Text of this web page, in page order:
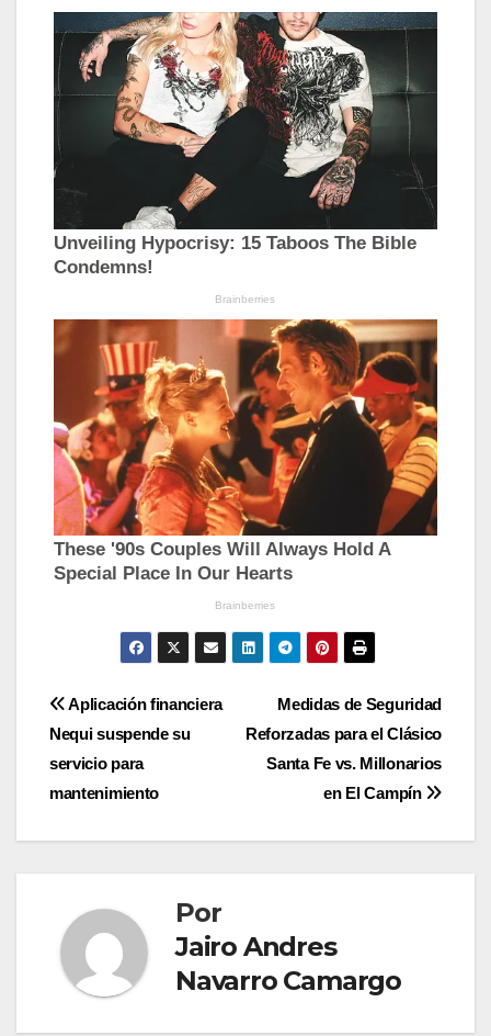
Navegación
de
entradas
Medidas de Seguridad
Reforzadas para el Clásico
Santa Fe vs. Millonarios
en El Campín
Aplicación financiera
Nequi suspende su
servicio para
mantenimiento
Por
Jairo Andres
Navarro Camargo